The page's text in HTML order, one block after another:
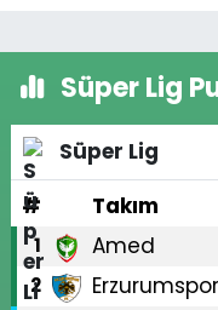
Süper Lig
Süper Lig
#
Takım
1 Amed
2